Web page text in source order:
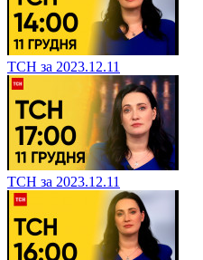
ТСН за 2023.12.11
ТСН за 2023.12.11